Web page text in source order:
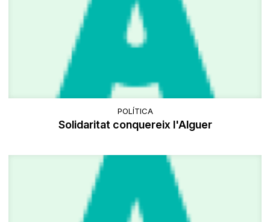
POLÍTICA
Solidaritat conquereix l'Alguer